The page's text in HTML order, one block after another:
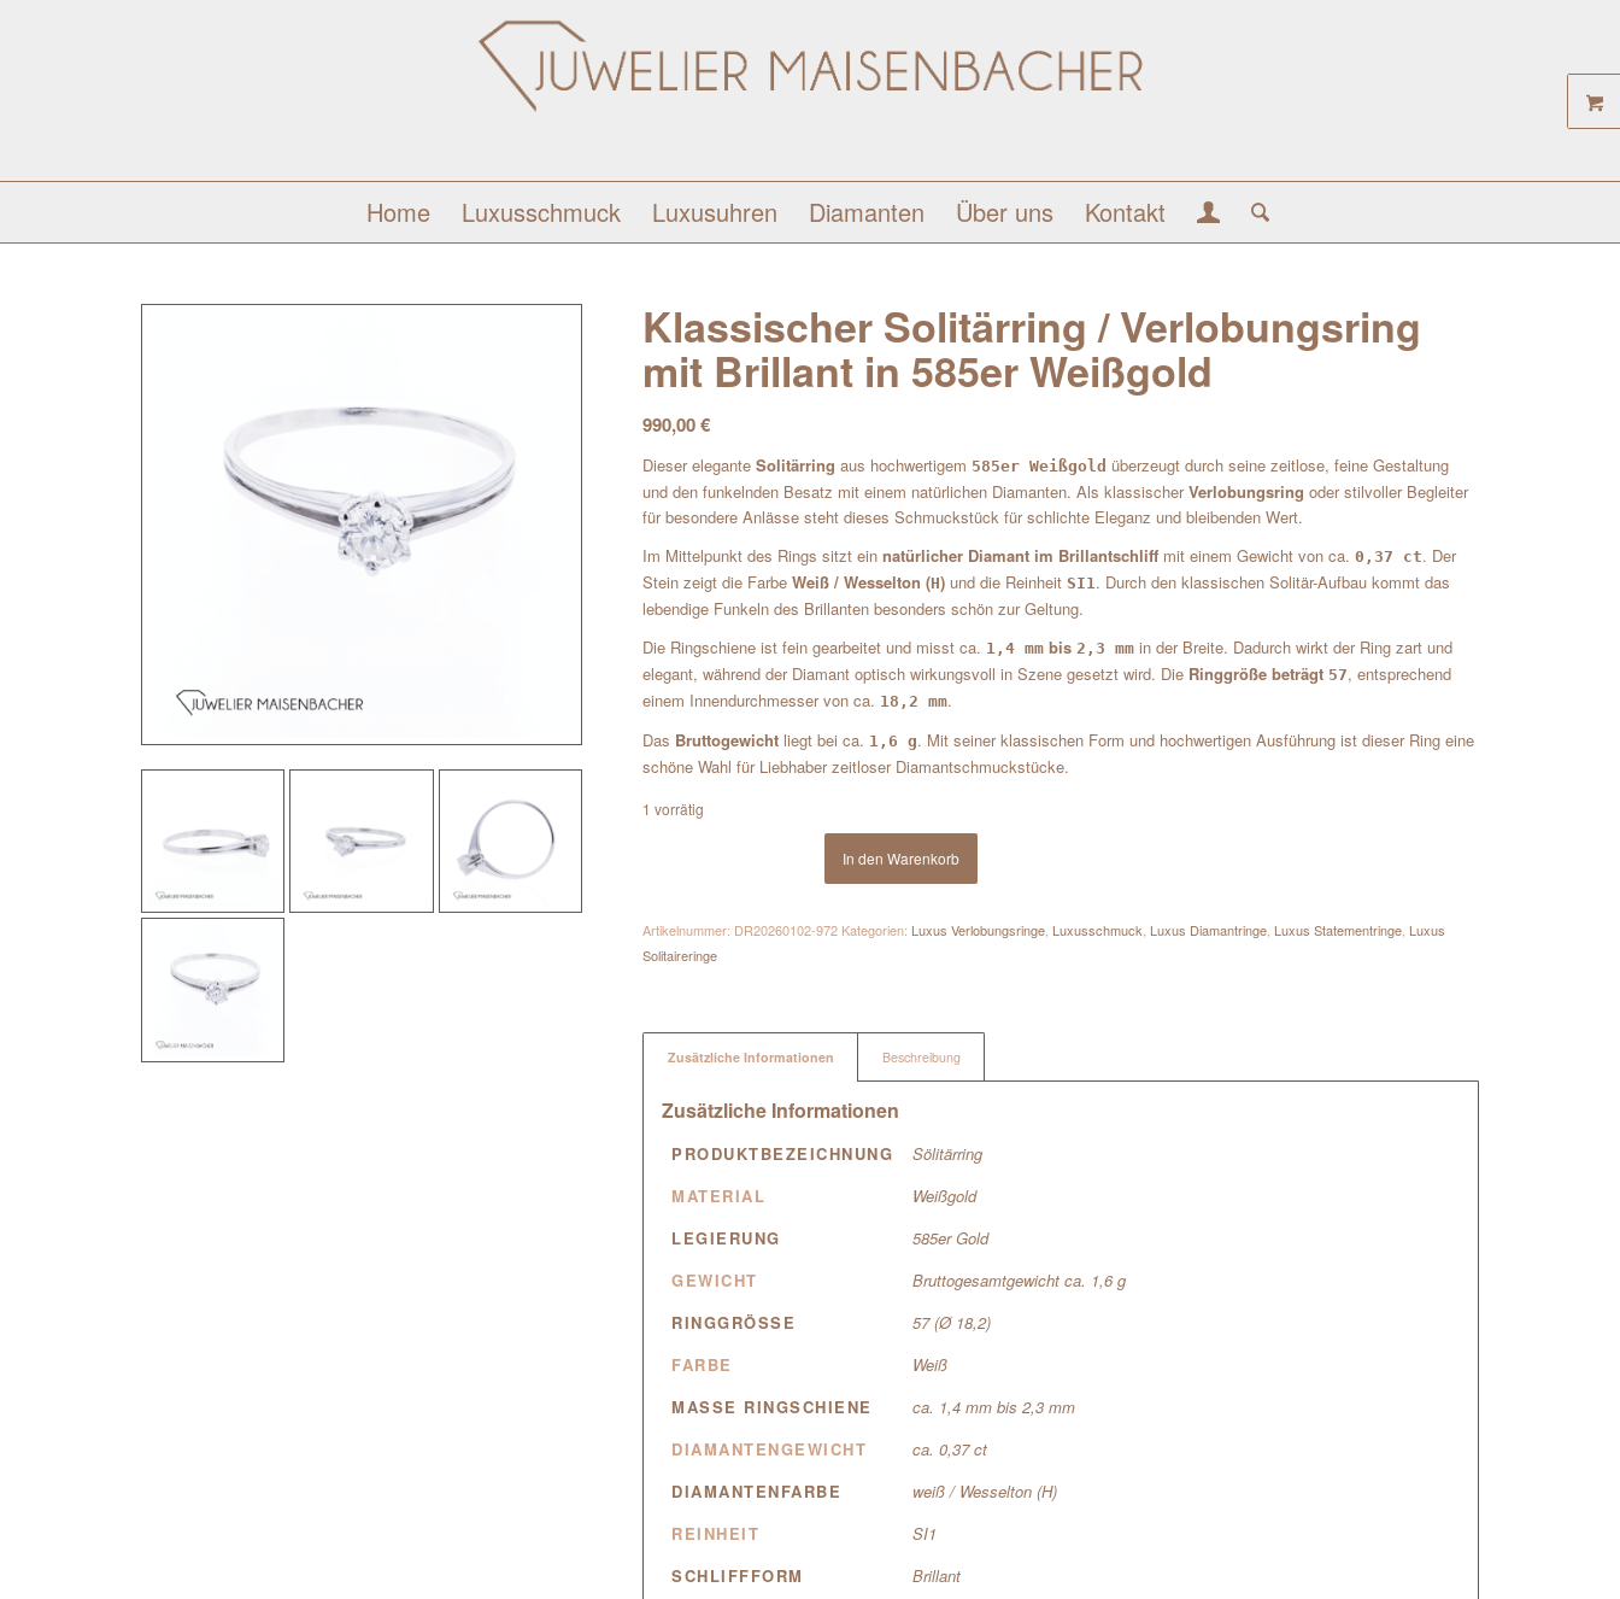
Home Luxusschmuck Luxusuhren Diamanten Über uns Kontakt
Klassischer Solitärring / Verlobungsring
mit Brillant in 585er Weißgold
990,00€
Dieser eleganteSolitärring aus hochwertigem 585er Weißgold überzeugt durch seine zeitlose, feine Gestaltung
und den funkelnden Besatz mit einem natürlichen Diamanten. Als klassischerVerlobungsring oder stilvoller Begleiter
für besondere Anlässe steht dieses Schmuckstück für schlichte Eleganz und bleibenden Wert.
Im Mittelpunkt des Rings sitzt einnatürlicher Diamant im Brillantschliff mit einem Gewicht von ca.0,37 ct. Der
Stein zeigt die FarbeWeiß / Wesselton (H) und die Reinheit SI1. Durch den klassischen Solitär-Aufbau kommt das
lebendige Funkeln des Brillanten besonders schön zur Geltung.
Die Ringschiene ist fein gearbeitet und misst ca. 1,4 mm bis2,3 mm in der Breite. Dadurch wirkt der Ring zart und
elegant, während der Diamant optisch wirkungsvoll in Szene gesetzt wird. Die Ringgröße beträgt 57, entsprechend
einem Innendurchmesser von ca. 18,2 mm.
Das Bruttogewicht liegt bei ca. 1,6 g. Mit seiner klassischen Form und hochwertigen Ausführung ist dieser Ring eine
schöne Wahl für Liebhaber zeitloser Diamantschmuckstücke.
1 vorrätig
In den Warenkorb
Artikelnummer: DR20260102-972 Kategorien: Luxus Verlobungsringe, Luxusschmuck, Luxus Diamantringe, Luxus Statementringe, Luxus
Solitaireringe
Zusätzliche Informationen Beschreibung
Zusätzliche Informationen
PRODUKTBEZEICHNUNG
Sölitärring
MATERIAL
Weißgold
LEGIERUNG
585er Gold
GEWICHT
Bruttogesamtgewicht ca. 1,6 g
RINGGRÖSSE
57 (Ø 18,2)
FARBE
Weiß
MASSE RINGSCHIENE
ca. 1,4 mm bis 2,3 mm
DIAMANTENGEWICHT
ca. 0,37 ct
DIAMANTENFARBE
weiß / Wesselton (H)
REINHEIT
SI1
SCHLIFFFORM
Brillant